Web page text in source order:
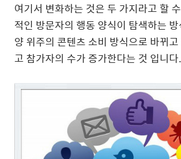
여기서 변화하는 것은 두 가지라고 할
적인 방문자의 행동 양식이 탐색하는
양 위주의 콘텐츠 소비 방식으로 바뀌
고 참가자의 수가 증가한다는 것 입니다.